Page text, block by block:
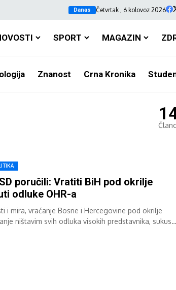
Danas Četvrtak , 6 kolovoz 2026
SPORT MAGAZIN
Znanost Crna Kronika
poručili: Vratiti BiH pod okrilje
odluke OHR-a
i mira, vraćanje Bosne i Hercegovine pod okrilje
ništavim svih odluka visokih predstavnika, sukus